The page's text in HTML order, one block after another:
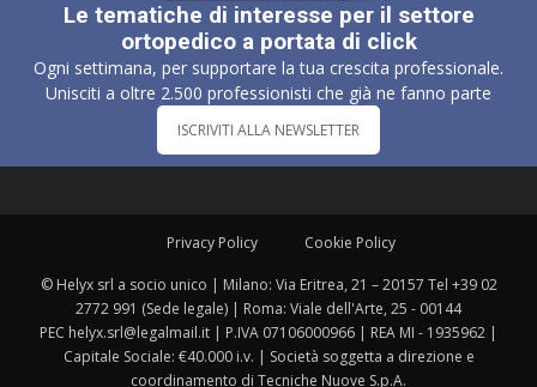
Le tematiche di interesse per il settore
ortopedico a portata di click
Ogni settimana, per supportare la tua crescita professionale.
Unisciti a oltre 2.500 professionisti che già ne fanno parte
ISCRIVITI ALLA NEWSLETTER
Privacy Policy Cookie Policy
© Helyx srl a socio unico | Milano: Via Eritrea, 21 – 20157 Tel +39 02
2772 991 (Sede legale) | Roma: Viale dell'Arte, 25 - 00144
PEC helyx.srl@legalmail.it | P.IVA 07106000966 | REA MI - 1935962 |
Capitale Sociale: €40.000 i.v. | Società soggetta a direzione e
coordinamento di Tecniche Nuove S.p.A.